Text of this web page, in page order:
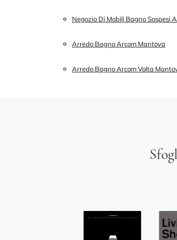
Negozio Di Mobili Bagno Sospesi
Arredo Bagno Arcom Mantova
Arredo Bagno Arcom Volta